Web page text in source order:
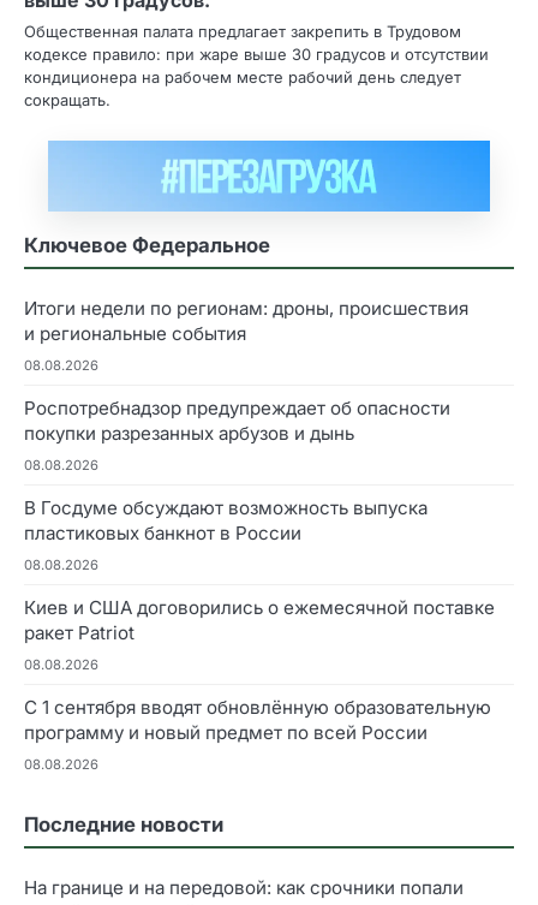
Общественная палата предлагает закрепить в Трудовом
кодексе правило: при жаре выше 30 градусов и отсутствии
кондиционера на рабочем месте рабочий день следует
сокращать.
Ключевое Федеральное
Итоги недели по регионам: дроны, происшествия
и региональные события
08.08.2026
Роспотребнадзор предупреждает об опасности
покупки разрезанных арбузов и дынь
08.08.2026
В Госдуме обсуждают возможность выпуска
пластиковых банкнот в России
08.08.2026
Киев и США договорились о ежемесячной поставке
ракет Patriot
08.08.2026
С 1 сентября вводят обновлённую образовательную
программу и новый предмет по всей России
08.08.2026
Последние новости
На границе и на передовой: как срочники попали